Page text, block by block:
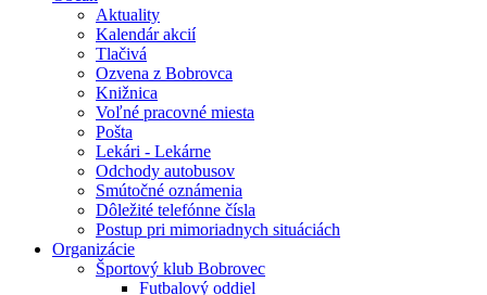
Aktuality
Kalendár akcií
Tlačivá
Ozvena z Bobrovca
Knižnica
Voľné pracovné miesta
Pošta
Lekári - Lekárne
Odchody autobusov
Smútočné oznámenia
Dôležité telefónne čísla
Postup pri mimoriadnych situáciách
Organizácie
Športový klub Bobrovec
Futbalový oddiel